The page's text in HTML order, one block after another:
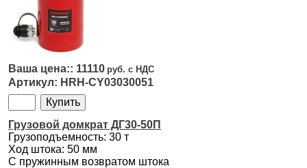
11110
HRH-CY03030051
Грузовой домкрат ДГ30-50П
Грузоподъемность: 30 т
Ход штока: 50 мм
С пружинным возвратом штока